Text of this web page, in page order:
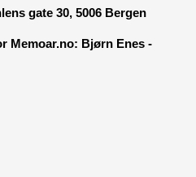
gate 30, 5006 Bergen
Memoar.no: Bjørn Enes -